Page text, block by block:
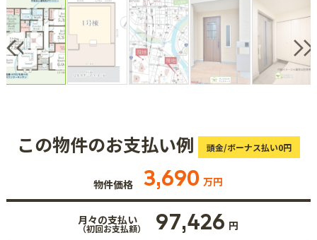
この物件のお支払い例 頭金/ボーナス払い0円
物件価格 3,690 万円
月々の支払い
（初回お支払額） 97,426 円